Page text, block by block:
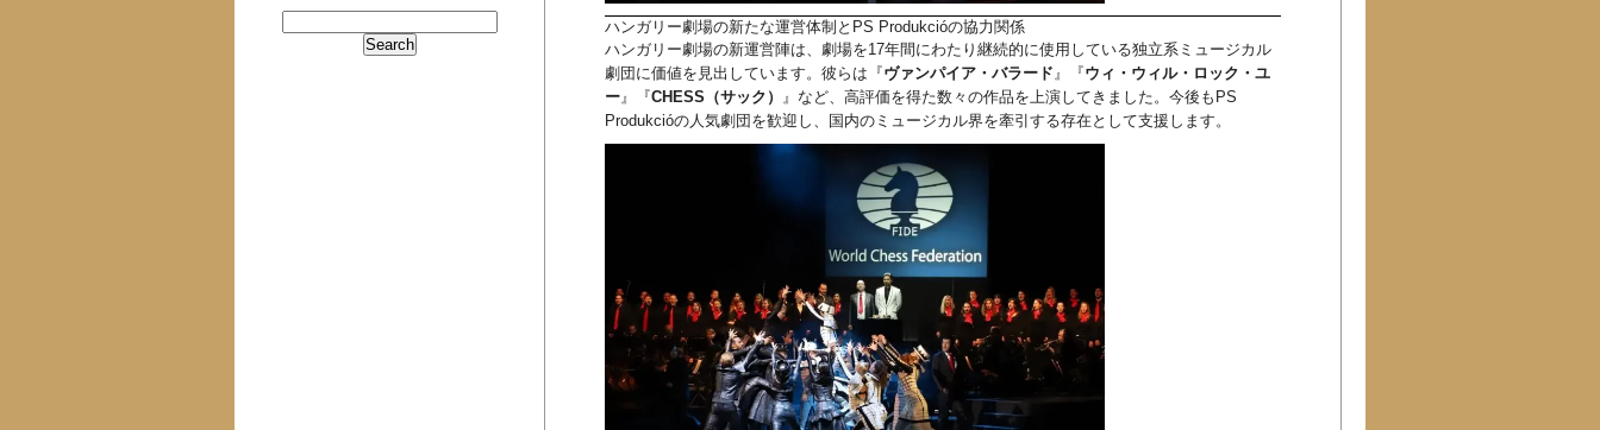
ハンガリー劇場の新たな運営体制とPS Produkcióの協力関係
ハンガリー劇場の新運営陣は、劇場を17年間にわたり継続的に使用している独立系ミュージカル
劇団に価値を見出しています。彼らは『ヴァンパイア・バラード 』『ウィ・ウィル・ロック・ユ
ー 』『CHESS（サック）
』など、高評価を得た数々の作品を上演してきました。今後もPS
Produkcióの人気劇団を歓迎し、国内のミュージカル界を牽引する存在として支援します。